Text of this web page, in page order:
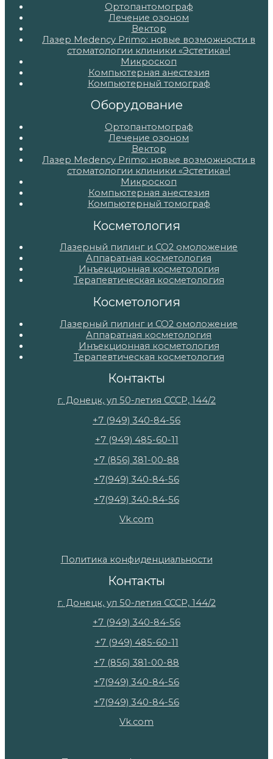
Ортопантомограф
Лечение озоном
Вектор
Лазер Medency Primo: новые возможности в
стоматологии клиники «Эстетика»!
Микроскоп
Компьютерная анестезия
Компьютерный томограф
Оборудование
Ортопантомограф
Лечение озоном
Вектор
Лазер Medency Primo: новые возможности в
стоматологии клиники «Эстетика»!
Микроскоп
Компьютерная анестезия
Компьютерный томограф
Косметология
Лазерный пилинг и СО2 омоложение
Аппаратная косметология
Инъекционная косметология
Терапевтическая косметология
Косметология
Лазерный пилинг и СО2 омоложение
Аппаратная косметология
Инъекционная косметология
Терапевтическая косметология
Контакты
г. Донецк, ул 50-летия СССР, 144/2
+7 (949) 340-84-56
+7 (949) 485-60-11
+7 (856) 381-00-88
+7(949) 340-84-56
+7(949) 340-84-56
Vk.com
Политика конфиденциальности
Контакты
г. Донецк, ул 50-летия СССР, 144/2
+7 (949) 340-84-56
+7 (949) 485-60-11
+7 (856) 381-00-88
+7(949) 340-84-56
+7(949) 340-84-56
Vk.com